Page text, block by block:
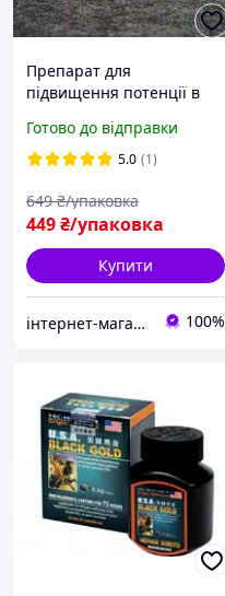
Препарат для
підвищення потенції в
засіб), таблетки для
потенції та пролонгації
Готово до відправки
5.0 (1)
449₴/упаковка
649 ₴/упаковка
Купити
інтернет-магазин "Світлячок" 100%